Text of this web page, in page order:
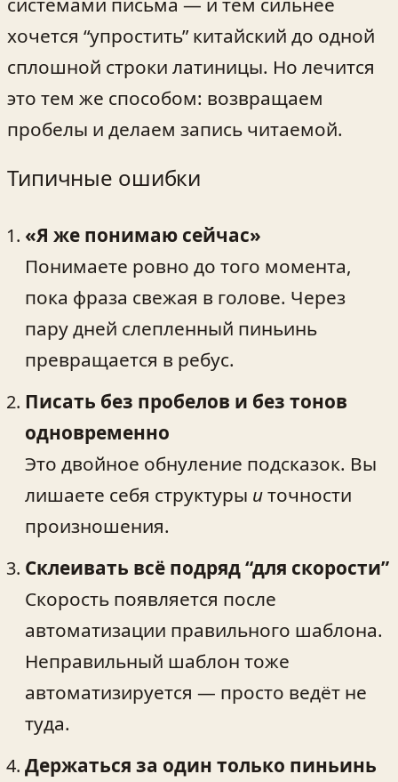
хочется “упростить” китайский до одной
сплошной строки латиницы. Но лечится
это тем же способом: возвращаем
пробелы и делаем запись читаемой.
Типичные ошибки
«Я же понимаю сейчас»
Понимаете ровно до того момента,
пока фраза свежая в голове. Через
пару дней слепленный пиньинь
превращается в ребус.
Писать без пробелов и без тонов
одновременно
Это двойное обнуление подсказок. Вы
лишаете себя структуры иточности
произношения.
Склеивать всё подряд “для скорости”
Скорость появляется после
автоматизации правильного шаблона.
Неправильный шаблон тоже
автоматизируется — просто ведёт не
туда.
Держаться за один только пиньинь